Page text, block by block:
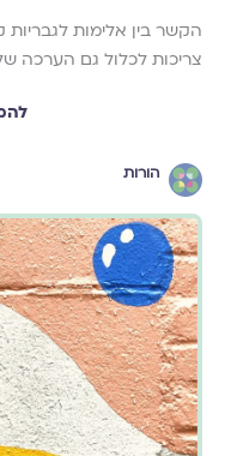
הקשר בין אלימות
צריכות לכלול גם הערכה
הורות